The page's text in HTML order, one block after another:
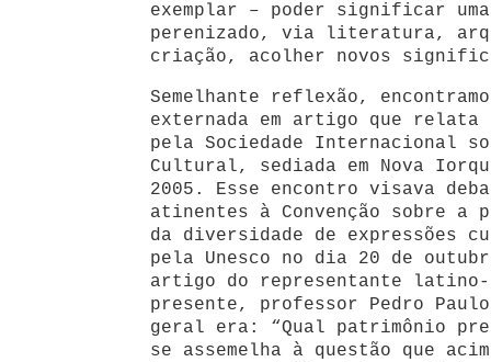
exemplar – poder significar
perenizado, via literatura,
criação, acolher novos
Semelhante reflexão,
externada em artigo que relata
pela Sociedade Internacional
Cultural, sediada em Nova
2005. Esse encontro visava
atinentes à Convenção sobre a
da diversidade de expressões
pela Unesco no dia 20 de
artigo do representante latino-
presente, professor Pedro
geral era: “Qual patrimônio
se assemelha à questão que